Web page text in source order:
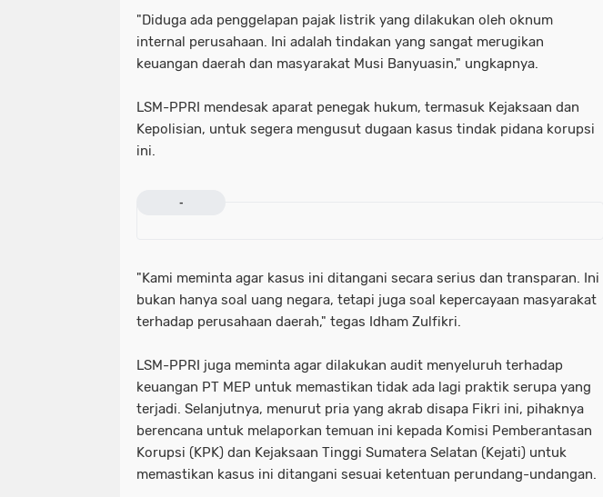
"Diduga ada penggelapan pajak listrik yang dilakukan oleh oknum
internal perusahaan. Ini adalah tindakan yang sangat merugikan
keuangan daerah dan masyarakat Musi Banyuasin," ungkapnya.
LSM-PPRI mendesak aparat penegak hukum, termasuk Kejaksaan dan
Kepolisian, untuk segera mengusut dugaan kasus tindak pidana korupsi
ini.
-
"Kami meminta agar kasus ini ditangani secara serius dan transparan. Ini
bukan hanya soal uang negara, tetapi juga soal kepercayaan masyarakat
terhadap perusahaan daerah," tegas Idham Zulfikri.
LSM-PPRI juga meminta agar dilakukan audit menyeluruh terhadap
keuangan PT MEP untuk memastikan tidak ada lagi praktik serupa yang
terjadi. Selanjutnya, menurut pria yang akrab disapa Fikri ini, pihaknya
berencana untuk melaporkan temuan ini kepada Komisi Pemberantasan
Korupsi (KPK) dan Kejaksaan Tinggi Sumatera Selatan (Kejati) untuk
memastikan kasus ini ditangani sesuai ketentuan perundang-undangan.